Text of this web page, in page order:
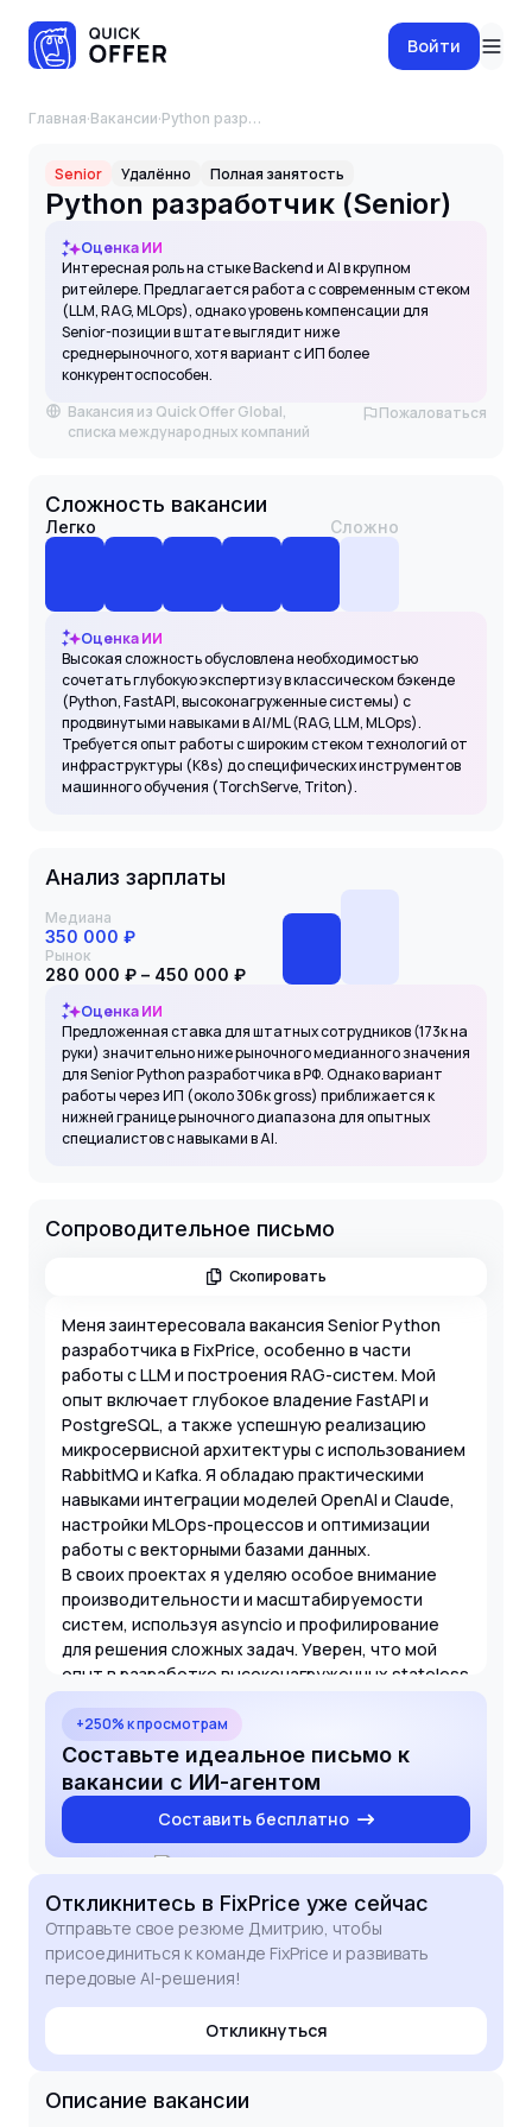
Войти
Главная·Вакансии· Python разработчик (Senior)
Senior Удалённо Полная занятость
Python разработчик (Senior)
Оценка ИИ
Интересная роль на стыке Backend и AI в крупном
ритейлере. Предлагается работа с современным стеком
(LLM, RAG, MLOps), однако уровень компенсации для
Senior-позиции в штате выглядит ниже
среднерыночного, хотя вариант с ИП более
конкурентоспособен.
Вакансия из Quick Offer Global,
списка международных компаний
Пожаловаться
Сложность вакансии
Легко Сложно
Оценка ИИ
Высокая сложность обусловлена необходимостью
сочетать глубокую экспертизу в классическом бэкенде
(Python, FastAPI, высоконагруженные системы) с
продвинутыми навыками в AI/ML (RAG, LLM, MLOps).
Требуется опыт работы с широким стеком технологий от
инфраструктуры (K8s) до специфических инструментов
машинного обучения (TorchServe, Triton).
Анализ зарплаты
Медиана
350 000 ₽
Рынок
280 000 ₽ – 450 000 ₽
Оценка ИИ
Предложенная ставка для штатных сотрудников (173к на
руки) значительно ниже рыночного медианного значения
для Senior Python разработчика в РФ. Однако вариант
работы через ИП (около 306к gross) приближается к
нижней границе рыночного диапазона для опытных
специалистов с навыками в AI.
Сопроводительное письмо
Скопировать
Меня заинтересовала вакансия Senior Python
разработчика в FixPrice, особенно в части
работы с LLM и построения RAG-систем. Мой
опыт включает глубокое владение FastAPI и
PostgreSQL, а также успешную реализацию
микросервисной архитектуры с использованием
RabbitMQ и Kafka. Я обладаю практическими
навыками интеграции моделей OpenAI и Claude,
настройки MLOps-процессов и оптимизации
работы с векторными базами данных.
В своих проектах я уделяю особое внимание
производительности и масштабируемости
систем, используя asyncio и профилирование
для решения сложных задач. Уверен, что мой
опыт в разработке высоконагруженных stateless
приложений и экспертиза в области AI позволят
мне внести значимый вклад в развитие ваших
интеллектуальных ассистентов и внутренних
сервисов. Буду рад обсудить, как мои навыки
помогут в реализации текущих задач проекта.
+250% к просмотрам
Составьте идеальное письмо к
вакансии с ИИ-агентом
Составить бесплатно
Откликнитесь в FixPrice уже сейчас
Отправьте свое резюме Дмитрию, чтобы
присоединиться к команде FixPrice и развивать
передовые AI-решения!
Откликнуться
Описание вакансии